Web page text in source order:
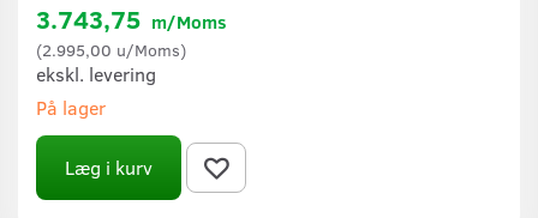
3.743,75 m/Moms
(2.995,00 u/Moms)
ekskl. levering
På lager
Læg i kurv